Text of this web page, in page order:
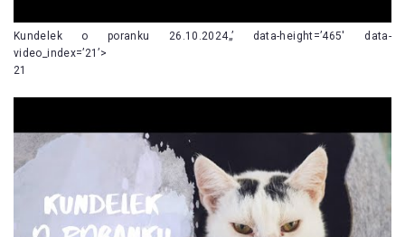
Kundelek o poranku 26.10.2024„’ data-height=’465′ data-
video_index=’21’>
21